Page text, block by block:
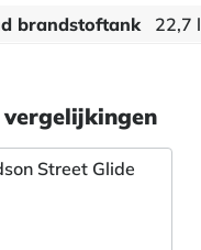
brandstoftank
22,7 l